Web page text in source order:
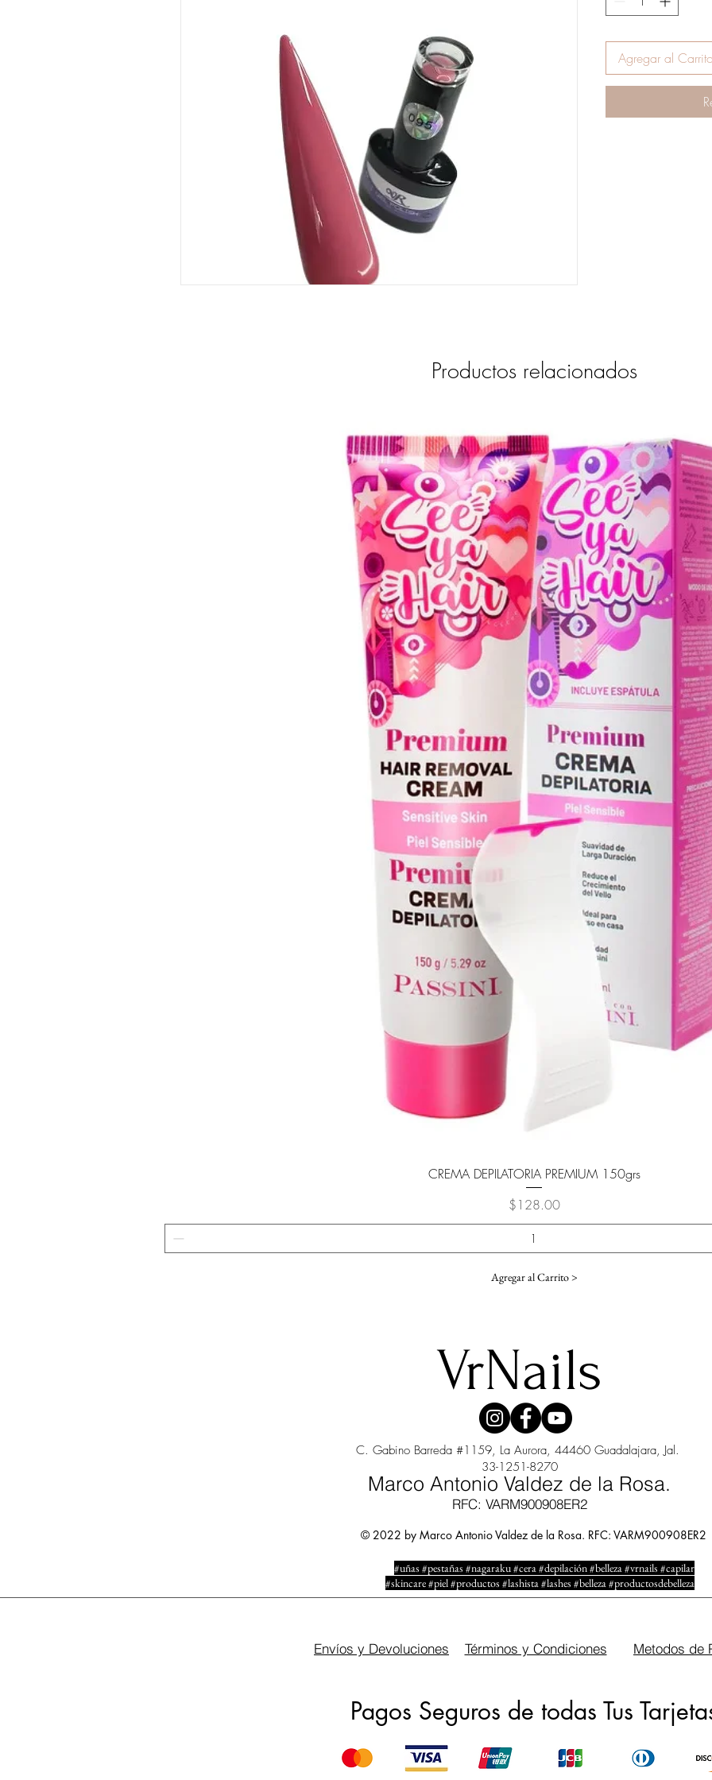
Agregar al
Productos relacionados
Vista rápida
CREMA DEPILATORIA PREMIUM 150grs
Precio
$128.00
Agregar al Carrito >
VrNails
C. Gabino Barreda #1159, La Aurora, 44460 Guadalajara, Jal.
33-1251-8270
Marco Antonio Valdez de la Rosa.
RFC: VARM900908ER2
© 2022 by Marco Antonio Valdez de la Rosa. RFC: VARM900908ER2
#uñas #pestañas #nagaraku #cera #depilación #belleza #vrnails #capilar
#skincare #piel #productos #lashista #lashes #belleza #productosdebelleza
Envíos y Devoluciones Términos y Condiciones Metodos de
Pagos Seguros de todas Tus